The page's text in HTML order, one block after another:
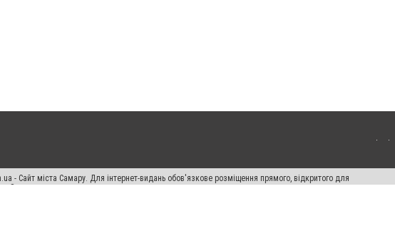
- Сайт міста Самару. Для інтернет-видань обов'язкове розміщення прямого, відкритого для
Законом.